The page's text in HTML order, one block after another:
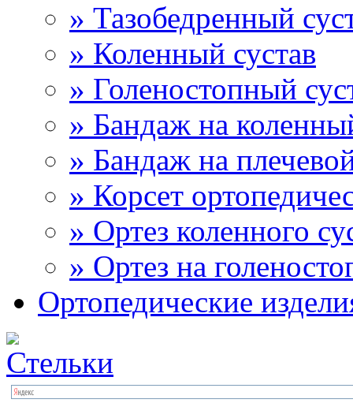
» Тазобедренный
» Коленный сустав
» Голеностопный
» Бандаж на
» Бандаж на
» Корсет
» Ортез коленного
» Ортез на
Ортопедические